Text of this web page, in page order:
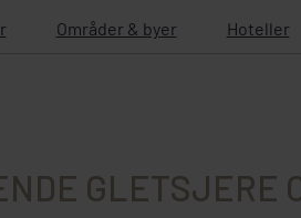
Områder & byer Hoteller
GLETSJERE